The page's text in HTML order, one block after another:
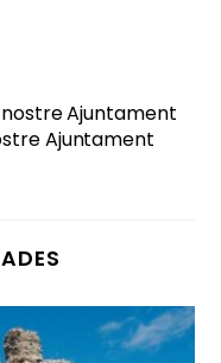
Ajuntament
Ajuntament